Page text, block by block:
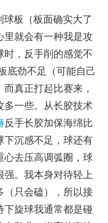
球板（板面确实大了
里就会有一种我是攻
时，反手削的感觉不
底劲不足（可能自己
真正打起比赛来，
多一些。从长胶技术
反手长胶加保海绵比
下沉感不足，球还有
心去压高调弧圈，球
强。我本身对待轻上
（只会磕），所以接
下旋球我通常都是碰